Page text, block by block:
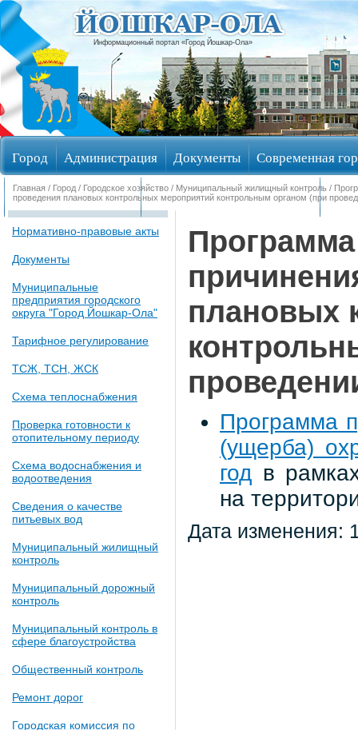
Информационный портал «Город Йошкар-Ола»
Город Администрация Документы Современная
Обращения граждан Общественные обсуждения
Главная / Город / Городское хозяйство / Муниципальный жилищный контроль /
проведения плановых контрольных мероприятий контрольным органом (при
Нормативно-правовые акты
Документы
Муниципальные
предприятия городского
округа "Город Йошкар-Ола"
Тарифное регулирование
ТСЖ, ТСН, ЖСК
Схема теплоснабжения
Проверка готовности к
отопительному периоду
Схема водоснабжения и
водоотведения
Сведения о качестве
питьевых вод
Муниципальный жилищный
контроль
Муниципальный дорожный
контроль
Муниципальный контроль в
сфере благоустройства
Общественный контроль
Ремонт дорог
Городская комиссия по
плановых
Программа
(ущерба)
год в
на
Дата изменения: